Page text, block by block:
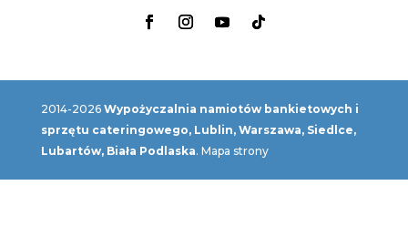
2014-2026 Wypożyczalnia namiotów bankietowych i
sprzętu cateringowego, Lublin, Warszawa, Siedlce,
Lubartów, Biała Podlaska. Mapa strony